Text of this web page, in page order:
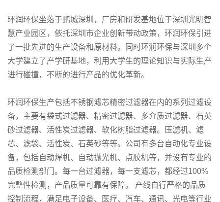
环润环保坐落于鹏城深圳，厂房和研发基地位于深圳光明智
慧产业园区，依托深圳市企业创新带动政策，环润环保引进
了一批先进的生产设备和原材料。同时环润环保与深圳多个
大学建立了产学研基地，利用大学生的理论知识与实际生产
进行碰撞，不断的进行产品的优化革新。
环润环保生产包括不锈钢滤芯精密过滤器在内的系列过滤设
备，主要有袋式过滤器、精密过滤器、多介质过滤器、石英
砂过滤器、活性炭过滤器、软化树脂过滤器。压滤机、滤
芯、滤袋、活性炭、石英砂等等。公司有多台自动化专业设
备，包括自动焊机、自动抛光机、点胶机等，并设有专业的
品质检测部门。每一台过滤器，每一支滤芯，都经过100%
完整性检测，产品质量可靠有保障。 产线自行严格的品质
控制流程，满足电子设备、医疗、汽车、通讯、光电等行业